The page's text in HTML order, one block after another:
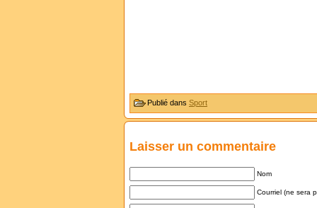
Publié dans Sport
Laisser un commentaire
Nom
Courriel (ne sera